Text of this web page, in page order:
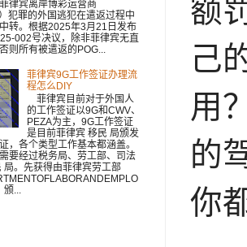
额
己
用
的
你
律宾离岸博彩运营商
）犯罪的外国逃犯在遣返过程中
转。根据2025年3月21日发布
002号决议，除非菲律宾无直
否则所有被遣返的POG...
菲律宾9G工作签证办理流
程怎么DIY
菲律宾目前对于外国人
的工作签证以9G和CWV、
PEZA为主，9G工作签证
是目前菲律宾 移民 局颁发
，各个类型工作基本都涵盖。
要经过税务局、劳工部、司法
局。先获得由菲律宾劳工部
颁...